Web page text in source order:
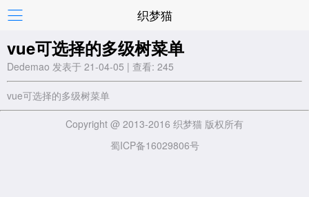
织梦猫
vue可选择的多级树菜单
Dedemao 发表于 21-04-05 | 查看: 245
vue可选择的多级树菜单
Copyright @ 2013-2016 织梦猫 版权所有
蜀ICP备16029806号